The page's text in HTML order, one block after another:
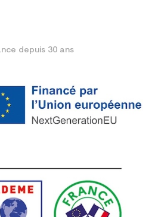
depuis 30 ans